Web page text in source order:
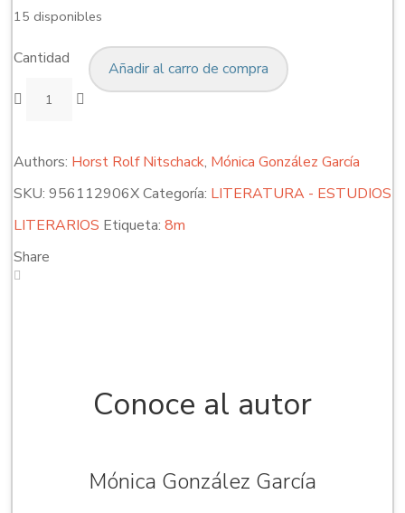
15 disponibles
Cantidad
Añadir al carro de compra
Authors: Horst Rolf Nitschack, Mónica González García
SKU: 956112906XCategoría: LITERATURA - ESTUDIOS
LITERARIOS Etiqueta: 8m
Share
Conoce al autor
Mónica González García